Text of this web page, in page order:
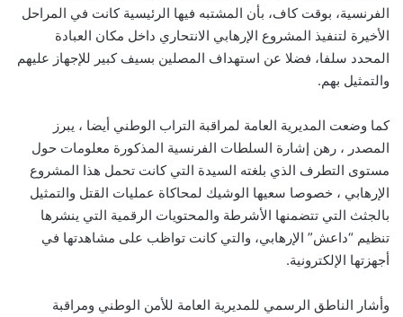
الفرنسية، بوقت كاف، بأن المشتبه فيها الرئيسية كانت في المراحل
الأخيرة لتنفيذ المشروع الإرهابي الانتحاري داخل مكان العبادة
المحدد سلفا، فضلا عن استهداف المصلين بسيف كبير للإجهاز عليهم
والتمثيل بهم.
كما وضعت المديرية العامة لمراقبة التراب الوطني أيضا ، يبرز
المصدر ، رهن إشارة السلطات الفرنسية المذكورة معلومات حول
مستوى التطرف الذي بلغته السيدة التي كانت تحمل هذا المشروع
الإرهابي ، خصوصا سعيها الوشيك لمحاكاة عمليات القتل والتمثيل
بالجثث التي تتضمنها الأشرطة والمحتويات الرقمية التي ينشرها
تنظيم “داعش” الإرهابي، والتي كانت تواظب على مشاهدتها في
أجهزتها الإلكترونية.
وأشار الناطق الرسمي للمديرية العامة للأمن الوطني ومراقبة